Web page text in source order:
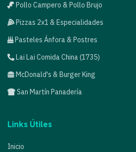
Pollo Campero & Pollo Brujo
Pizzas 2x1 & Especialidades
Pasteles Ánfora & Postres
Lai Lai Comida China (1735)
McDonald's & Burger King
San Martín Panadería
Links Útiles
Inicio